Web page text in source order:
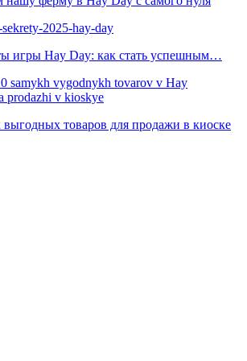
игры Hay Day: как стать успешным…
товаров для продажи в киоске